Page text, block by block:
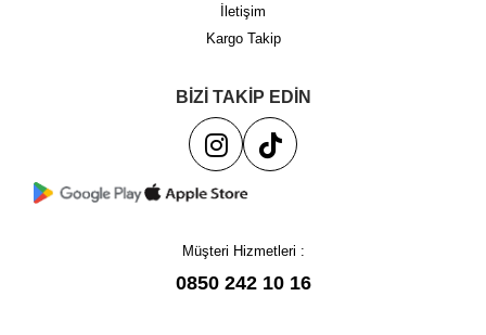
İletişim
Kargo Takip
BİZİ TAKİP EDİN
Müşteri Hizmetleri :
0850 242 10 16